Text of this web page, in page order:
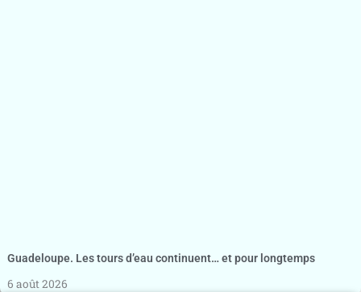
Guadeloupe. Les tours d’eau continuent… et pour longtemps
6 août 2026